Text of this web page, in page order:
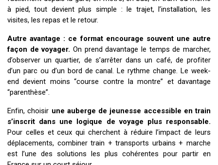
à pied, tout devient plus simple : le trajet, l’installation, les
visites, les repas et le retour.
Autre avantage : ce format encourage souvent une autre
façon de voyager. On prend davantage le temps de marcher,
d’observer un quartier, de s’arrêter dans un café, de profiter
d’un parc ou d’un bord de canal. Le rythme change. Le week-
end devient moins “course contre la montre” et davantage
“parenthèse”.
Enfin, choisir une auberge de jeunesse accessible en train
s’inscrit dans une logique de voyage plus responsable.
Pour celles et ceux qui cherchent à réduire l’impact de leurs
déplacements, combiner train + transports urbains + marche
est l’une des solutions les plus cohérentes pour partir en